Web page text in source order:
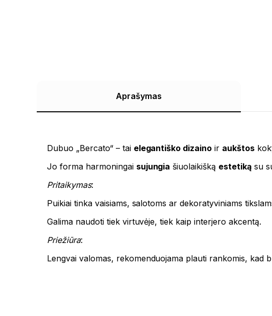
Aprašymas
Dubuo „Bercato“ – tai elegantiško dizaino ir aukštos
Jo forma harmoningai sujungia šiuolaikišką estetiką su
Pritaikymas:
Puikiai tinka vaisiams, salotoms ar dekoratyviniams
Galima naudoti tiek virtuvėje, tiek kaip interjero akcentą.
Priežiūra:
Lengvai valomas, rekomenduojama plauti rankomis, kad